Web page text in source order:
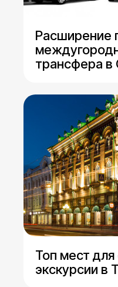
Расширение
трансфера в
Топ мест
экскурсии в